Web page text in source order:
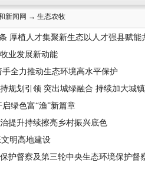
新闻网 → 生态农牧
厚植人才集聚新生态以人才强县赋能
业发展新动能
全力推动生态环境高水平保护
规划引领 突出城绿融合 持续加大城
绿色富“渔”新篇章
提升持续擦亮乡村振兴底色
明高地建设
护督察及第三轮中央生态环境保护督